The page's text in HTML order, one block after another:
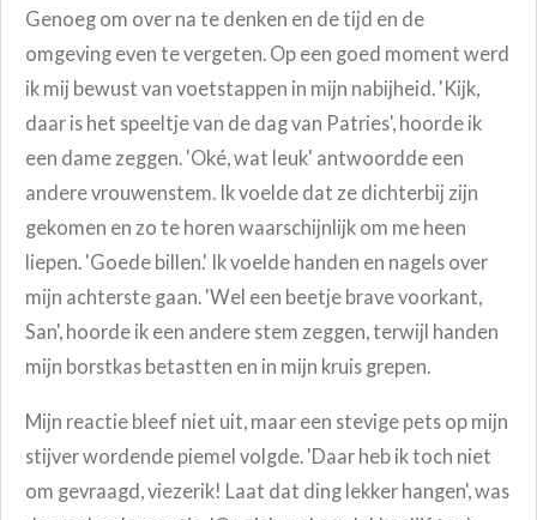
Genoeg om over na te denken en de tijd en de
omgeving even te vergeten. Op een goed moment werd
ik mij bewust van voetstappen in mijn nabijheid. 'Kijk,
daar is het speeltje van de dag van Patries', hoorde ik
een dame zeggen. 'Oké, wat leuk' antwoordde een
andere vrouwenstem. Ik voelde dat ze dichterbij zijn
gekomen en zo te horen waarschijnlijk om me heen
liepen. 'Goede billen.' Ik voelde handen en nagels over
mijn achterste gaan. 'Wel een beetje brave voorkant,
San', hoorde ik een andere stem zeggen, terwijl handen
mijn borstkas betastten en in mijn kruis grepen.
Mijn reactie bleef niet uit, maar een stevige pets op mijn
stijver wordende piemel volgde. 'Daar heb ik toch niet
om gevraagd, viezerik! Laat dat ding lekker hangen', was